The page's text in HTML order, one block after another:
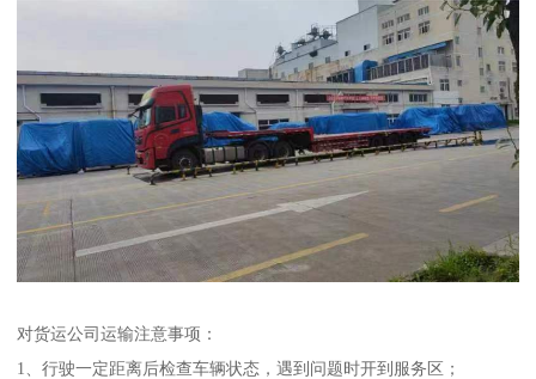
对货运公司运输注意事项：
1、行驶一定距离后检查车辆状态，遇到问题时开到服务区；